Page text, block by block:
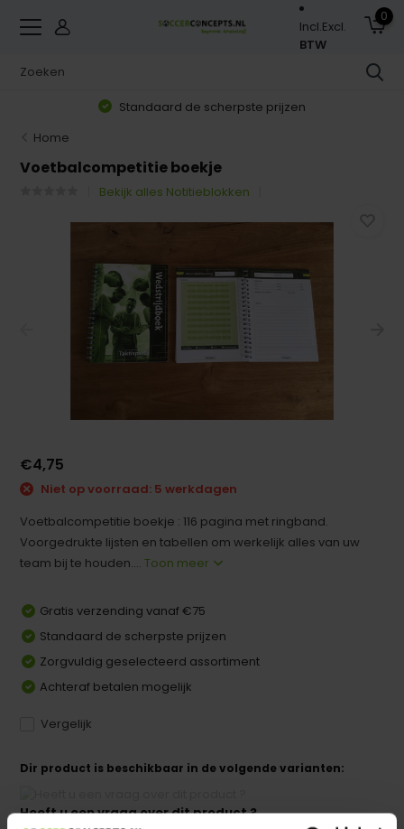
Incl.Excl.
BTW
0
Standaard de scherpste prijzen
Home
Voetbalcompetitie boekje
Bekijk alles Notitieblokken
€4,75
Niet op voorraad: 5 werkdagen
Voetbalcompetitie boekje : 116 pagina met ringband.
Voorgedrukte lijsten en tabellen om werkelijk alles van uw
team bij te houden....Toon meer
Gratis verzending vanaf €75
Standaard de scherpste prijzen
Zorgvuldig geselecteerd assortiment
Achteraf betalen mogelijk
Vergelijk
Dir product is beschikbaar in de volgende varianten:
Heeft u een vraag over dit product ?